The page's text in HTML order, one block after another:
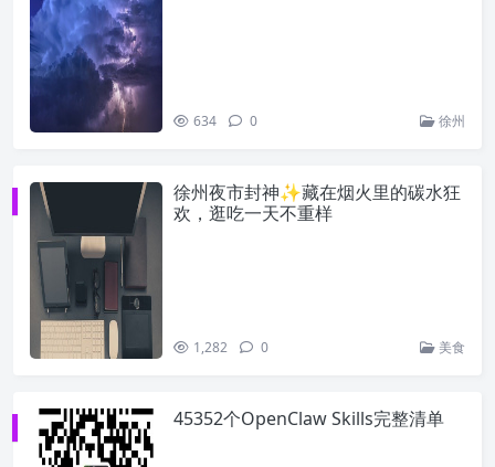
634 0 徐州
徐州夜市封神✨藏在烟火里的碳水狂
欢，逛吃一天不重样
1,282 0 美食
45352个OpenClaw Skills完整清单